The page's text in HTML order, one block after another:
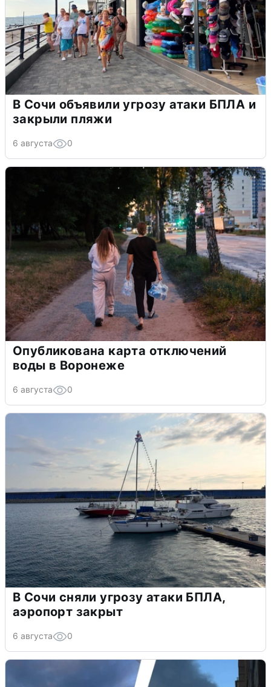
В Сочи объявили угрозу атаки БПЛА и
закрыли пляжи
6 августа 0
Опубликована карта отключений
воды в Воронеже
6 августа 0
В Сочи сняли угрозу атаки БПЛА,
аэропорт закрыт
6 августа 0